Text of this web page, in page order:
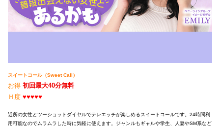
スイートコール（Sweet Call）
お得 初回最大40分無料
Ｈ度 ♥♥♥♥♥
近所の女性とツーショットダイヤルでテレエッチが楽しめるスイートコールです。24時間利
用可能なのでムラムラした時に気軽に使えます。ジャンルもギャルや学生、人妻やSM系など